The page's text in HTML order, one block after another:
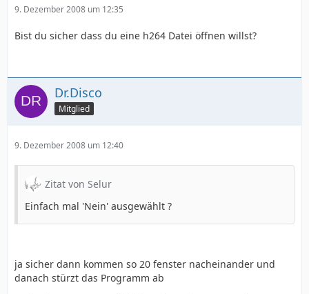
9. Dezember 2008 um 12:35
Bist du sicher dass du eine h264 Datei öffnen willst?
Dr.Disco
Mitglied
9. Dezember 2008 um 12:40
Zitat von Selur
Einfach mal 'Nein' ausgewählt ?
ja sicher dann kommen so 20 fenster nacheinander und
danach stürzt das Programm ab